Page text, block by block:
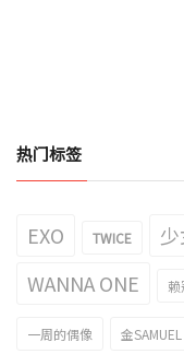
热门标签
EXO TWICE
WANNA ONE
一周的偶像 金SAMUEL